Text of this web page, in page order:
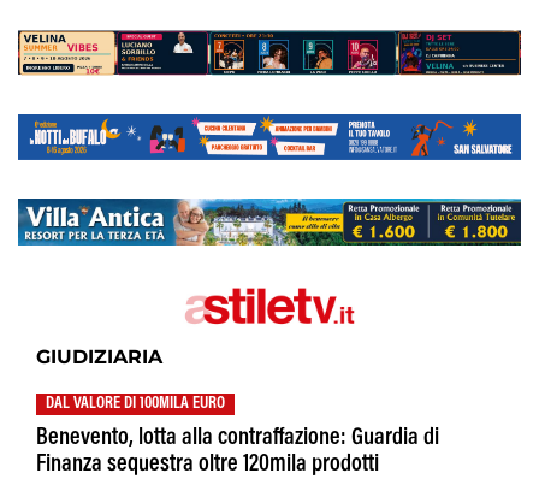
GIUDIZIARIA
DAL VALORE DI 100MILA EURO
Benevento, lotta alla contraffazione: Guardia di
Finanza sequestra oltre 120mila prodotti